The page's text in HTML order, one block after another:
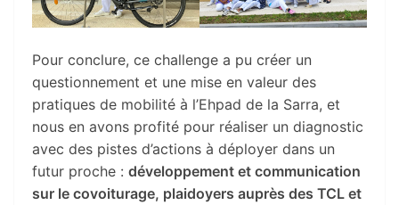
Pour conclure, ce challenge a pu créer un
questionnement et une mise en valeur des
pratiques de mobilité à l’Ehpad de la Sarra, et
nous en avons profité pour réaliser un diagnostic
avec des pistes d’actions à déployer dans un
futur proche : développement et communication
sur le covoiturage, plaidoyers auprès des TCL et